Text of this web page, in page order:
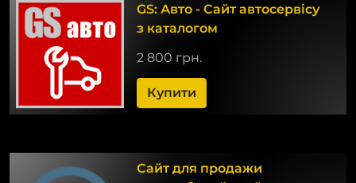
GS: Авто - Сайт автосервісу
з каталогом
2 800 грн.
Купити
Сайт для продажи